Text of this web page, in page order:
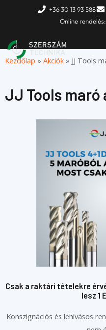
+36 30 13 93 588
Online
Kezdőlap » Akciók » JJ Tools
JJ Tools maró
Csak a raktári tételekre
lesz 1
Konszignációs és lehívásos